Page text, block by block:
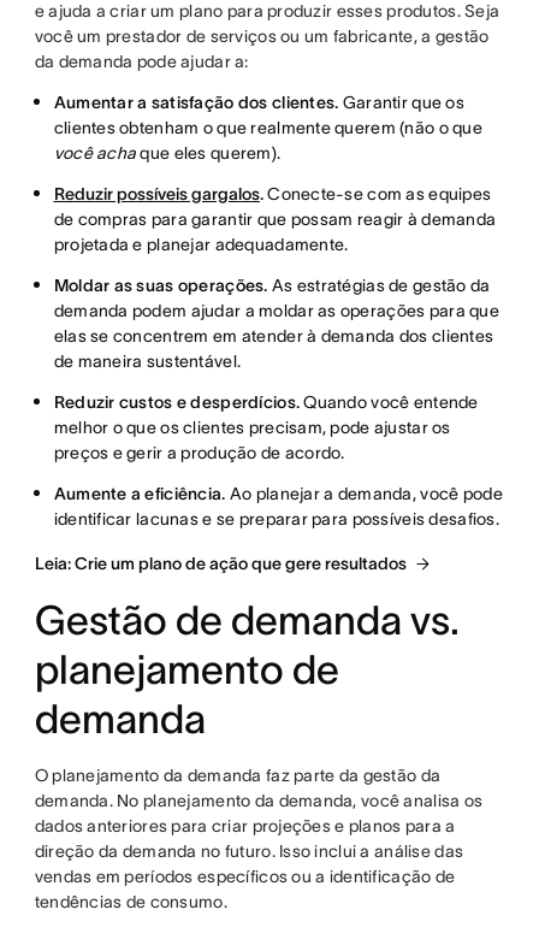
e ajuda a criar um plano para produzir esses produtos. Seja
você um prestador de serviços ou um fabricante, a gestão
da demanda pode ajudar a:
Aumentar a satisfação dos clientes. Garantir que os
clientes obtenham o que realmente querem (não o que
você achaque eles querem).
Reduzir possíveis gargalos.Conecte-se com as equipes
de compras para garantir que possam reagir à demanda
projetada e planejar adequadamente.
Moldar as suas operações. As estratégias de gestão da
demanda podem ajudar a moldar as operações para que
elas se concentrem em atender à demanda dos clientes
de maneira sustentável.
Reduzir custos e desperdícios.Quando você entende
melhor o que os clientes precisam, pode ajustar os
preços e gerir a produção de acordo.
Aumente a eficiência. Ao planejar a demanda, você pode
identificar lacunas e se preparar para possíveis desafios.
Leia: Crie um plano de ação que gere resultados
Gestão de demanda vs.
planejamento de
demanda
O planejamento da demanda faz parte da gestão da
demanda. No planejamento da demanda, você analisa os
dados anteriores para criar projeções e planos para a
direção da demanda no futuro. Isso inclui a análise das
vendas em períodos específicos ou a identificação de
tendências de consumo.